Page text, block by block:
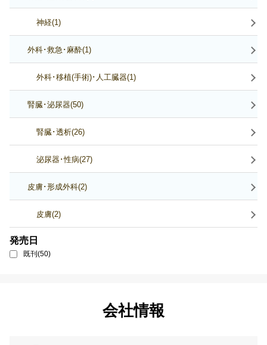
神経(1)
外科･救急･麻酔(1)
外科･移植(手術)･人工臓器(1)
腎臓･泌尿器(50)
腎臓･透析(26)
泌尿器･性病(27)
皮膚･形成外科(2)
皮膚(2)
発売日
既刊(50)
会社情報